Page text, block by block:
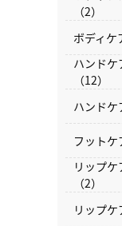
（2）
ボディケ
ハンドケ
（12）
ハンドケ
フットケ
リップケ
（2）
リップケ